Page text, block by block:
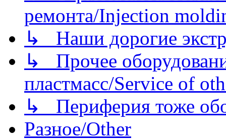
ремонта/Injection
↳ Наши дорогие
↳ Прочее
пластмасс/Service of
↳ Периферия тоже
Разное/Other